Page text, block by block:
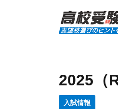
2025（
入試情報